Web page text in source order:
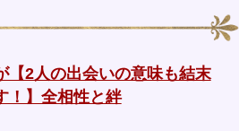
【2人の出会いの意味も結末
！】全相性と絆